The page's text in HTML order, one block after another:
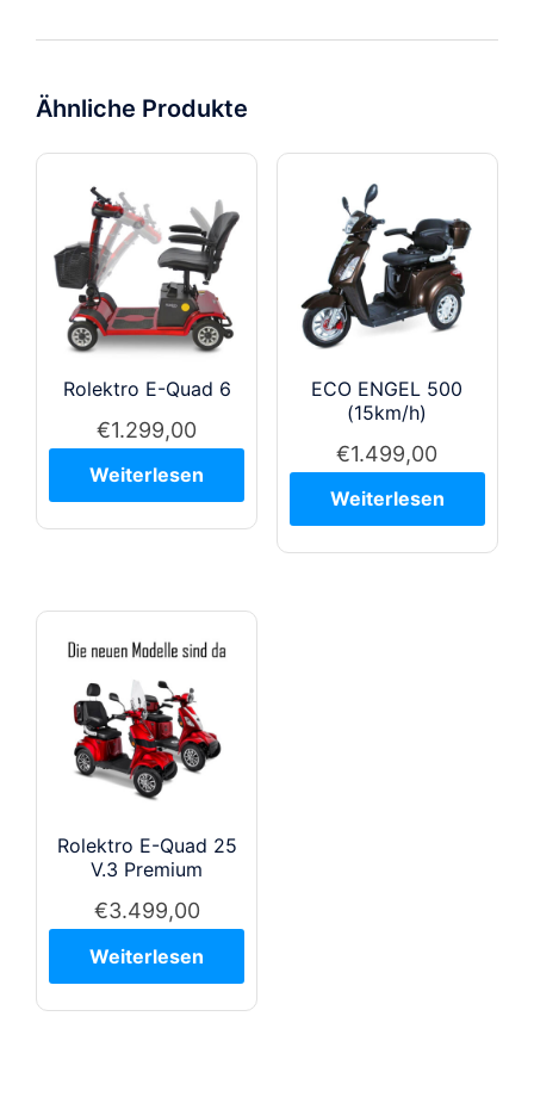
Ähnliche Produkte
Rolektro E-Quad 6
€1.299,00
ECO ENGEL 500
(15km/h)
€1.499,00
Rolektro E-Quad 25
V.3 Premium
€3.499,00